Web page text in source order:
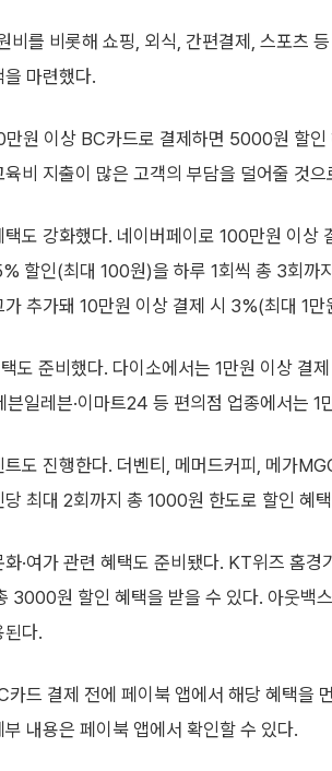
비를 비롯해 쇼핑, 외식, 간편결제, 스포츠
마련했다.
원 이상 BC카드로 결제하면 5000원 할
비 지출이 많은 고객의 부담을 덜어줄 것으
택도 강화했다. 네이버페이로 100만원 이
할인(최대 100원)을 하루 1회씩 총 3회까
추가돼 10만원 이상 결제 시 3%(최대 1만
도 준비했다. 다이소에서는 1만원 이상 결
븐일레븐·이마트24 등 편의점 업종에서는
트도 진행한다. 더벤티, 메머드커피, 메가
최대 2회까지 총 1000원 한도로 할인 혜
·여가 관련 혜택도 준비됐다. KT위즈 홈
3000원 할인 혜택을 받을 수 있다. 아웃백
된다.
카드 결제 전에 페이북 앱에서 해당 혜택을
내용은 페이북 앱에서 확인할 수 있다.